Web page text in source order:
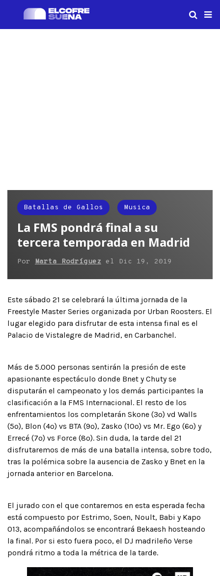
Batallas de Gallos Musica
La FMS pondrá final a su
tercera temporada en Madrid
Por Marta Rodríguez el Dic 19, 2019
Este sábado 21 se celebrará la última jornada de la
Freestyle Master Series organizada por Urban Roosters. El
lugar elegido para disfrutar de esta intensa final es el
Palacio de Vistalegre de Madrid, en Carbanchel.
Más de 5.000 personas sentirán la presión de este
apasionante espectáculo donde Bnet y Chuty se
disputarán el campeonato y los demás participantes la
clasificación a la FMS Internacional. El resto de los
enfrentamientos los completarán Skone (3º) vd Walls
(5º), Blon (4º) vs BTA (9º), Zasko (10º) vs Mr. Ego (6º) y
Errecé (7º) vs Force (8º). Sin duda, la tarde del 21
disfrutaremos de más de una batalla intensa, sobre todo,
tras la polémica sobre la ausencia de Zasko y Bnet en la
jornada anterior en Barcelona.
El jurado con el que contaremos en esta esperada fecha
está compuesto por Estrimo, Soen, Noult, Babi y Kapo
013, acompañándolos se encontrará Bekaesh hosteando
la final. Por si esto fuera poco, el DJ madrileño Verse
pondrá ritmo a toda la métrica de la tarde.